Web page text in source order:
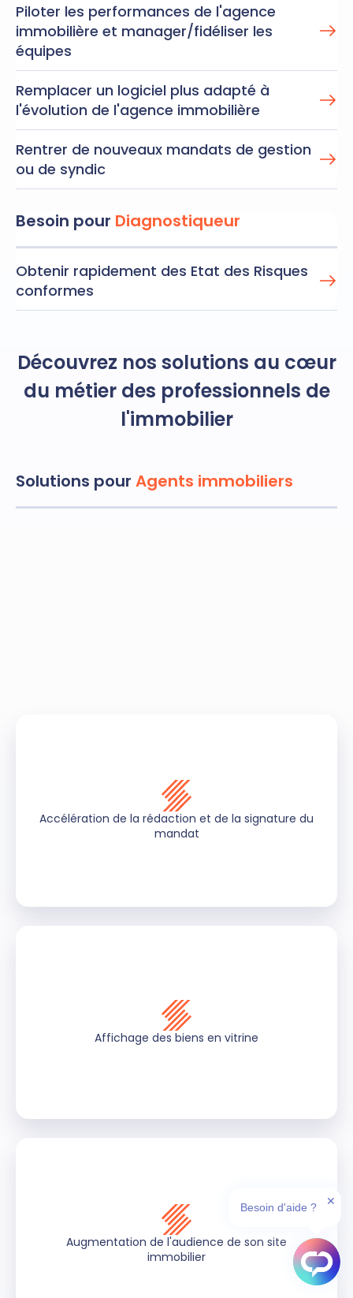
Piloter les performances de l'agence
immobilière et manager/fidéliser les
équipes
Remplacer un logiciel plus adapté à
l'évolution de l'agence immobilière
Rentrer de nouveaux mandats de gestion
ou de syndic
Besoin pour Diagnostiqueur
Obtenir rapidement des Etat des Risques
conformes
Découvrez nos solutions au cœur
du métier des professionnels de
l'immobilier
Solutions pour Agents immobiliers
Accélération de la rédaction et de la signature du
mandat
Affichage des biens en vitrine
Augmentation de l'audience de son site
immobilier
Besoin d'aide ? ✕